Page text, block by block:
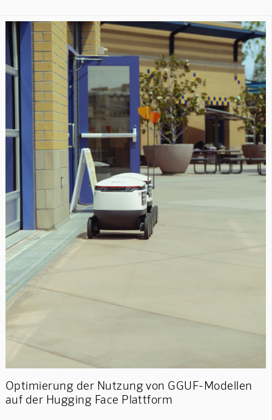
Optimierung der Nutzung von GGUF-Modellen
auf der Hugging Face Plattform